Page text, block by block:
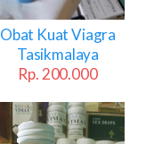
Obat Kuat Viagra
Tasikmalaya
Rp. 200.000